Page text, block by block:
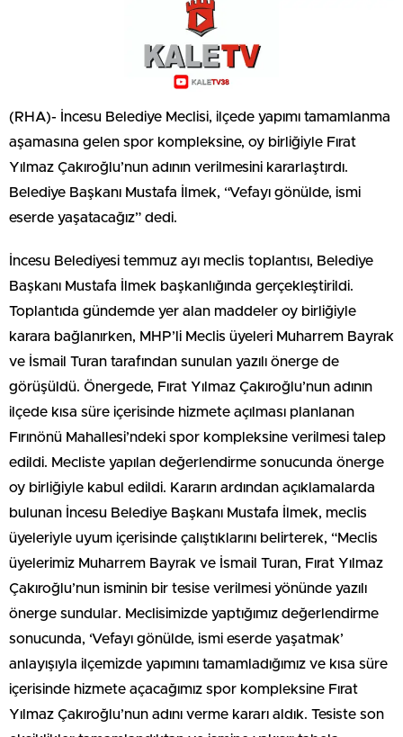
(RHA)- İncesu Belediye Meclisi, ilçede yapımı tamamlanma
aşamasına gelen spor kompleksine, oy birliğiyle Fırat
Yılmaz Çakıroğlu’nun adının verilmesini kararlaştırdı.
Belediye Başkanı Mustafa İlmek, “Vefayı gönülde, ismi
eserde yaşatacağız” dedi.
İncesu Belediyesi temmuz ayı meclis toplantısı, Belediye
Başkanı Mustafa İlmek başkanlığında gerçekleştirildi.
Toplantıda gündemde yer alan maddeler oy birliğiyle
karara bağlanırken, MHP’li Meclis üyeleri Muharrem Bayrak
ve İsmail Turan tarafından sunulan yazılı önerge de
görüşüldü. Önergede, Fırat Yılmaz Çakıroğlu’nun adının
ilçede kısa süre içerisinde hizmete açılması planlanan
Fırınönü Mahallesi’ndeki spor kompleksine verilmesi talep
edildi. Mecliste yapılan değerlendirme sonucunda önerge
oy birliğiyle kabul edildi. Kararın ardından açıklamalarda
bulunan İncesu Belediye Başkanı Mustafa İlmek, meclis
üyeleriyle uyum içerisinde çalıştıklarını belirterek, “Meclis
üyelerimiz Muharrem Bayrak ve İsmail Turan, Fırat Yılmaz
Çakıroğlu’nun isminin bir tesise verilmesi yönünde yazılı
önerge sundular. Meclisimizde yaptığımız değerlendirme
sonucunda, ‘Vefayı gönülde, ismi eserde yaşatmak’
anlayışıyla ilçemizde yapımını tamamladığımız ve kısa süre
içerisinde hizmete açacağımız spor kompleksine Fırat
Yılmaz Çakıroğlu’nun adını verme kararı aldık. Tesiste son